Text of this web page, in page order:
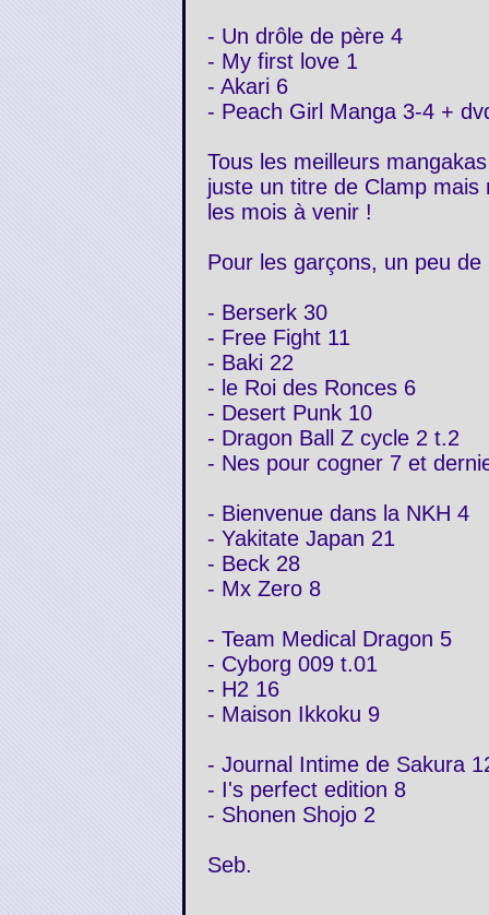
- Un drôle de père 4
- My first love 1
- Akari 6
- Peach Girl Manga 3-4 +
Tous les meilleurs
juste un titre de Clamp
les mois à venir !
Pour les garçons, un peu
- Berserk 30
- Free Fight 11
- Baki 22
- le Roi des Ronces 6
- Desert Punk 10
- Dragon Ball Z cycle 2 t.2
- Nes pour cogner 7 et
- Bienvenue dans la NKH 4
- Yakitate Japan 21
- Beck 28
- Mx Zero 8
- Team Medical Dragon 5
- Cyborg 009 t.01
- H2 16
- Maison Ikkoku 9
- Journal Intime de Sakura
- I's perfect edition 8
- Shonen Shojo 2
Seb.